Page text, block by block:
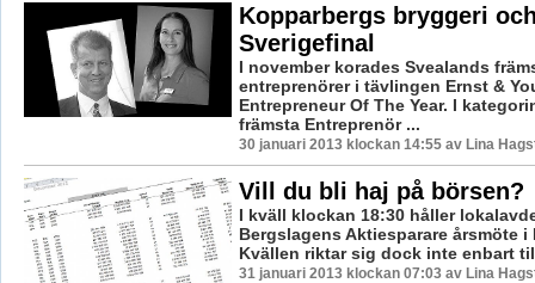
Kopparbergs bryggeri
Sverigefinal
I november korades Svealands
entreprenörer i tävlingen Ernst &
Entrepreneur Of The Year. I
främsta Entreprenör ...
30 januari 2013 klockan 14:55 av Lina
Vill du bli haj på börsen?
I kväll klockan 18:30 håller
Bergslagens Aktiesparare årsmöte i
Kvällen riktar sig dock inte enbart
31 januari 2013 klockan 07:03 av Lina